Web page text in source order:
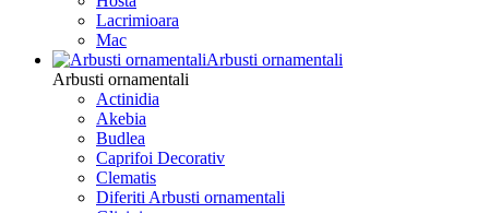
Lacrimioara
Mac
Arbusti ornamentali
Arbusti ornamentali
Actinidia
Akebia
Budlea
Caprifoi Decorativ
Clematis
Diferiti Arbusti ornamentali